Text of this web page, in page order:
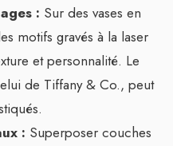
: Sur des vases en
motifs gravés à la laser
et personnalité. Le
de Tiffany & Co., peut
: Superposer couches